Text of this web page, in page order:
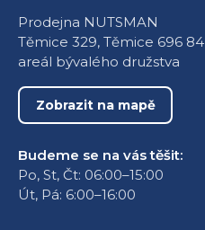
Prodejna NUTSMAN
Těmice 329, Těmice 696 84
areál bývalého družstva
Zobrazit na mapě
Budeme se na vás těšit:
Po, St, Čt: 06:00–15:00
Út, Pá: 6:00–16:00